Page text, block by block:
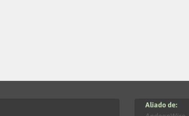
Aliado de: